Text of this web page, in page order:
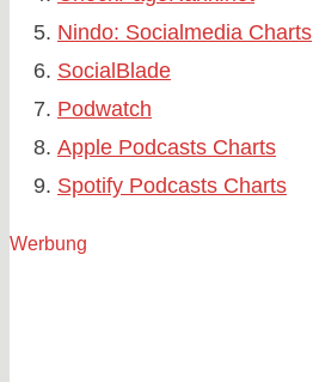
Nindo: Socialmedia Charts
SocialBlade
Podwatch
Apple Podcasts Charts
Spotify Podcasts Charts
Werbung